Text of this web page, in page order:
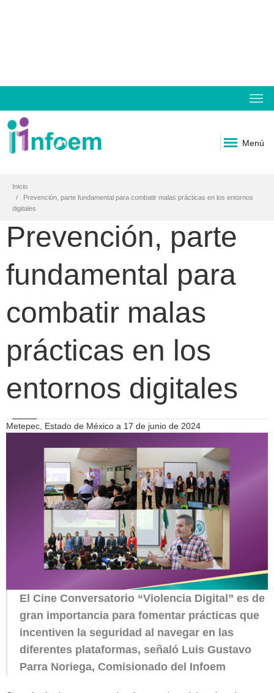
Menú
Inicio
Prevención, parte fundamental para combatir malas prácticas en los entornos
digitales
Prevención, parte
fundamental para
combatir malas
prácticas en los
entornos digitales
Metepec, Estado de México a 17 de junio de 2024
El Cine Conversatorio “Violencia Digital” es de
gran importancia para fomentar prácticas que
incentiven la seguridad al navegar en las
diferentes plataformas, señaló Luis Gustavo
Parra Noriega, Comisionado del Infoem